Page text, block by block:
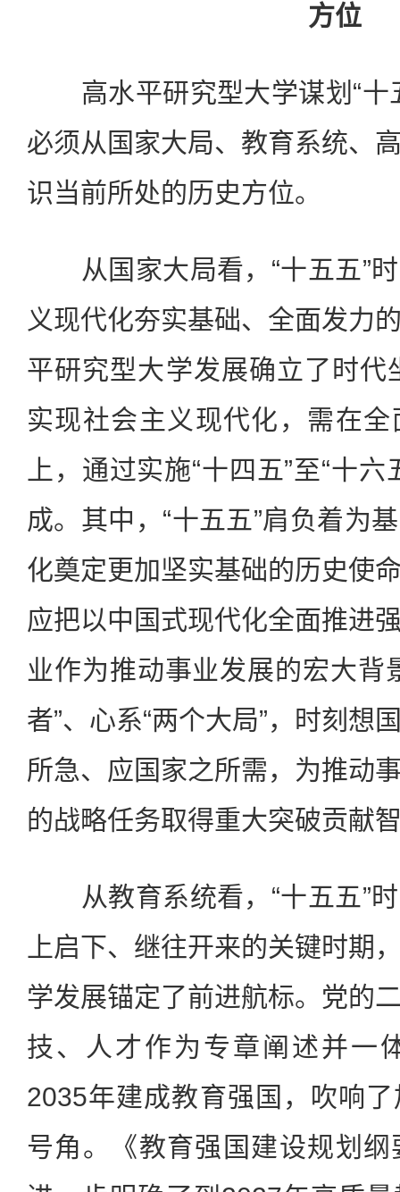
方位
高水平研究型大学谋划“十
必须从国家大局、教育系统、
识当前所处的历史方位。
从国家大局看，“十五五”时
义现代化夯实基础、全面发力
平研究型大学发展确立了时代
实现社会主义现代化，需在
上，通过实施“十四五”至“十
成。其中，“十五五”肩负着为
化奠定更加坚实基础的历史使
应把以中国式现代化全面推进
业作为推动事业发展的宏大背
者”、心系“两个大局”，时刻想
所急、应国家之所需，为推动
的战略任务取得重大突破贡献
从教育系统看，“十五五”时
上启下、继往开来的关键时期
学发展锚定了前进航标。党的
技、人才作为专章阐述并一
2035年建成教育强国，吹响
号角。《教育强国建设规划